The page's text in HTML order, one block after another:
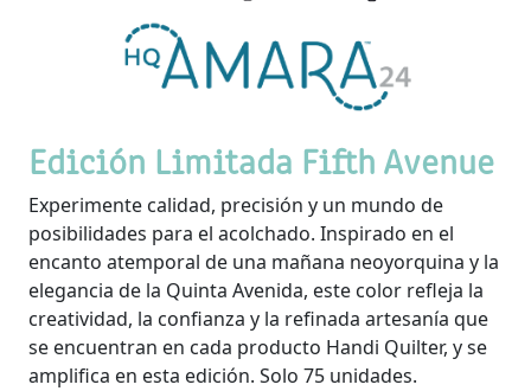
Edición Limitada Fifth Avenue
Experimente calidad, precisión y un mundo de
posibilidades para el acolchado. Inspirado en el
encanto atemporal de una mañana neoyorquina y la
elegancia de la Quinta Avenida, este color refleja la
creatividad, la confianza y la refinada artesanía que
se encuentran en cada producto Handi Quilter, y se
amplifica en esta edición. Solo 75 unidades.